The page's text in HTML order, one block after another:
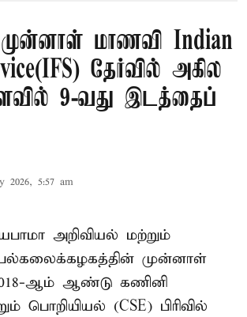
மாணவி Indian
தேர்வில் அகில
9-வது இடத்தைப்
2026, 5:57 am
அறிவியல் மற்றும்
முன்னாள்
ஆம் ஆண்டு கணினி
பொறியியல் (CSE) பிரிவில்